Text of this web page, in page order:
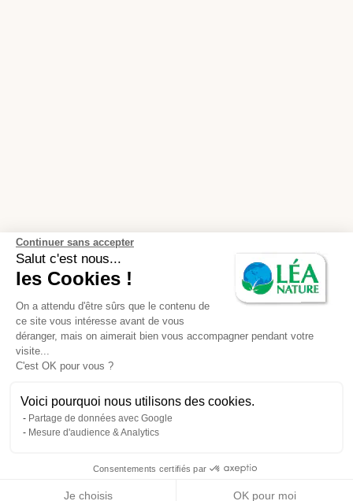
Continuer sans accepter
Salut c'est nous...
les Cookies !
On a attendu d'être sûrs que le contenu de
ce site vous intéresse avant de vous
déranger, mais on aimerait bien vous accompagner pendant votre
visite...
C'est OK pour vous ?
Voici pourquoi nous utilisons des cookies.
Partage de données avec Google
Mesure d'audience & Analytics
Consentements certifiés par
Je choisis OK pour moi